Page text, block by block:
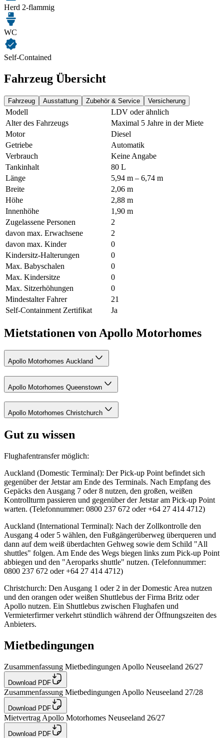
Herd 2-flammig
WC
Self-Contained
Fahrzeug Übersicht
Fahrzeug Ausstattung Zubehör & Service Versicherung
Modell
LDV oder ähnlich
Alter des Fahrzeugs
Maximal 5 Jahre in der Miete
Motor
Diesel
Getriebe
Automatik
Verbrauch
Keine Angabe
Tankinhalt
80 L
Länge
5,94 m – 6,74 m
Breite
2,06 m
Höhe
2,88 m
Innenhöhe
1,90 m
Zugelassene Personen
2
davon max. Erwachsene
2
davon max. Kinder
0
Kindersitz-Halterungen
0
Max. Babyschalen
0
Max. Kindersitze
0
Max. Sitzerhöhungen
0
Mindestalter Fahrer
21
Self-Containment Zertifikat
Ja
Mietstationen von Apollo Motorhomes
Apollo Motorhomes Auckland
Apollo Motorhomes Queenstown
Apollo Motorhomes Christchurch
Gut zu wissen
Flughafentransfer möglich:
Auckland (Domestic Terminal): Der Pick-up Point befindet sich
gegenüber der Jetstar am Ende des Terminals. Nach Empfang des
Gepäcks den Ausgang 7 oder 8 nutzen, den großen, weißen
Kontrollturm passieren und gegenüber der Jetstar am Pick-up Point
warten. (Telefonnummer: 0800 237 672 oder +64 27 414 4712)
Auckland (International Terminal): Nach der Zollkontrolle den
Ausgang 4 oder 5 wählen, den Fußgängerüberweg überqueren und
dann auf dem weiß überdachten Gehweg sowie dem Schild "All
shuttles" folgen. Am Ende des Wegs biegen links zum Pick-up Point
abbiegen und den "Aeroparks shuttle" nutzen. (Telefonnummer:
0800 237 672 oder +64 27 414 4712)
Christchurch: Den Ausgang 1 oder 2 in der Domestic Area nutzen
und den orangen oder weißen Shuttlebus der Firma Britz oder
Apollo nutzen. Ein Shuttlebus zwischen Flughafen und
Vermieterfirmer verkehrt stündlich während der Öffnungszeiten des
Anbieters.
Mietbedingungen
Zusammenfassung Mietbedingungen Apollo Neuseeland 26/27
Download PDF
Zusammenfassung Mietbedingungen Apollo Neuseeland 27/28
Download PDF
Mietvertrag Apollo Motorhomes Neuseeland 26/27
Download PDF